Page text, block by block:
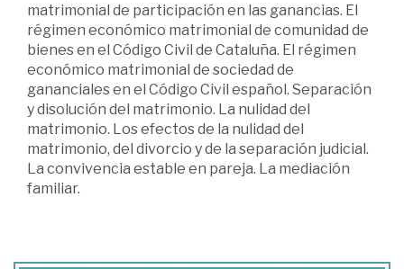
matrimonial de participación en las ganancias. El
régimen económico matrimonial de comunidad de
bienes en el Código Civil de Cataluña. El régimen
económico matrimonial de sociedad de
gananciales en el Código Civil español. Separación
y disolución del matrimonio. La nulidad del
matrimonio. Los efectos de la nulidad del
matrimonio, del divorcio y de la separación judicial.
La convivencia estable en pareja. La mediación
familiar.